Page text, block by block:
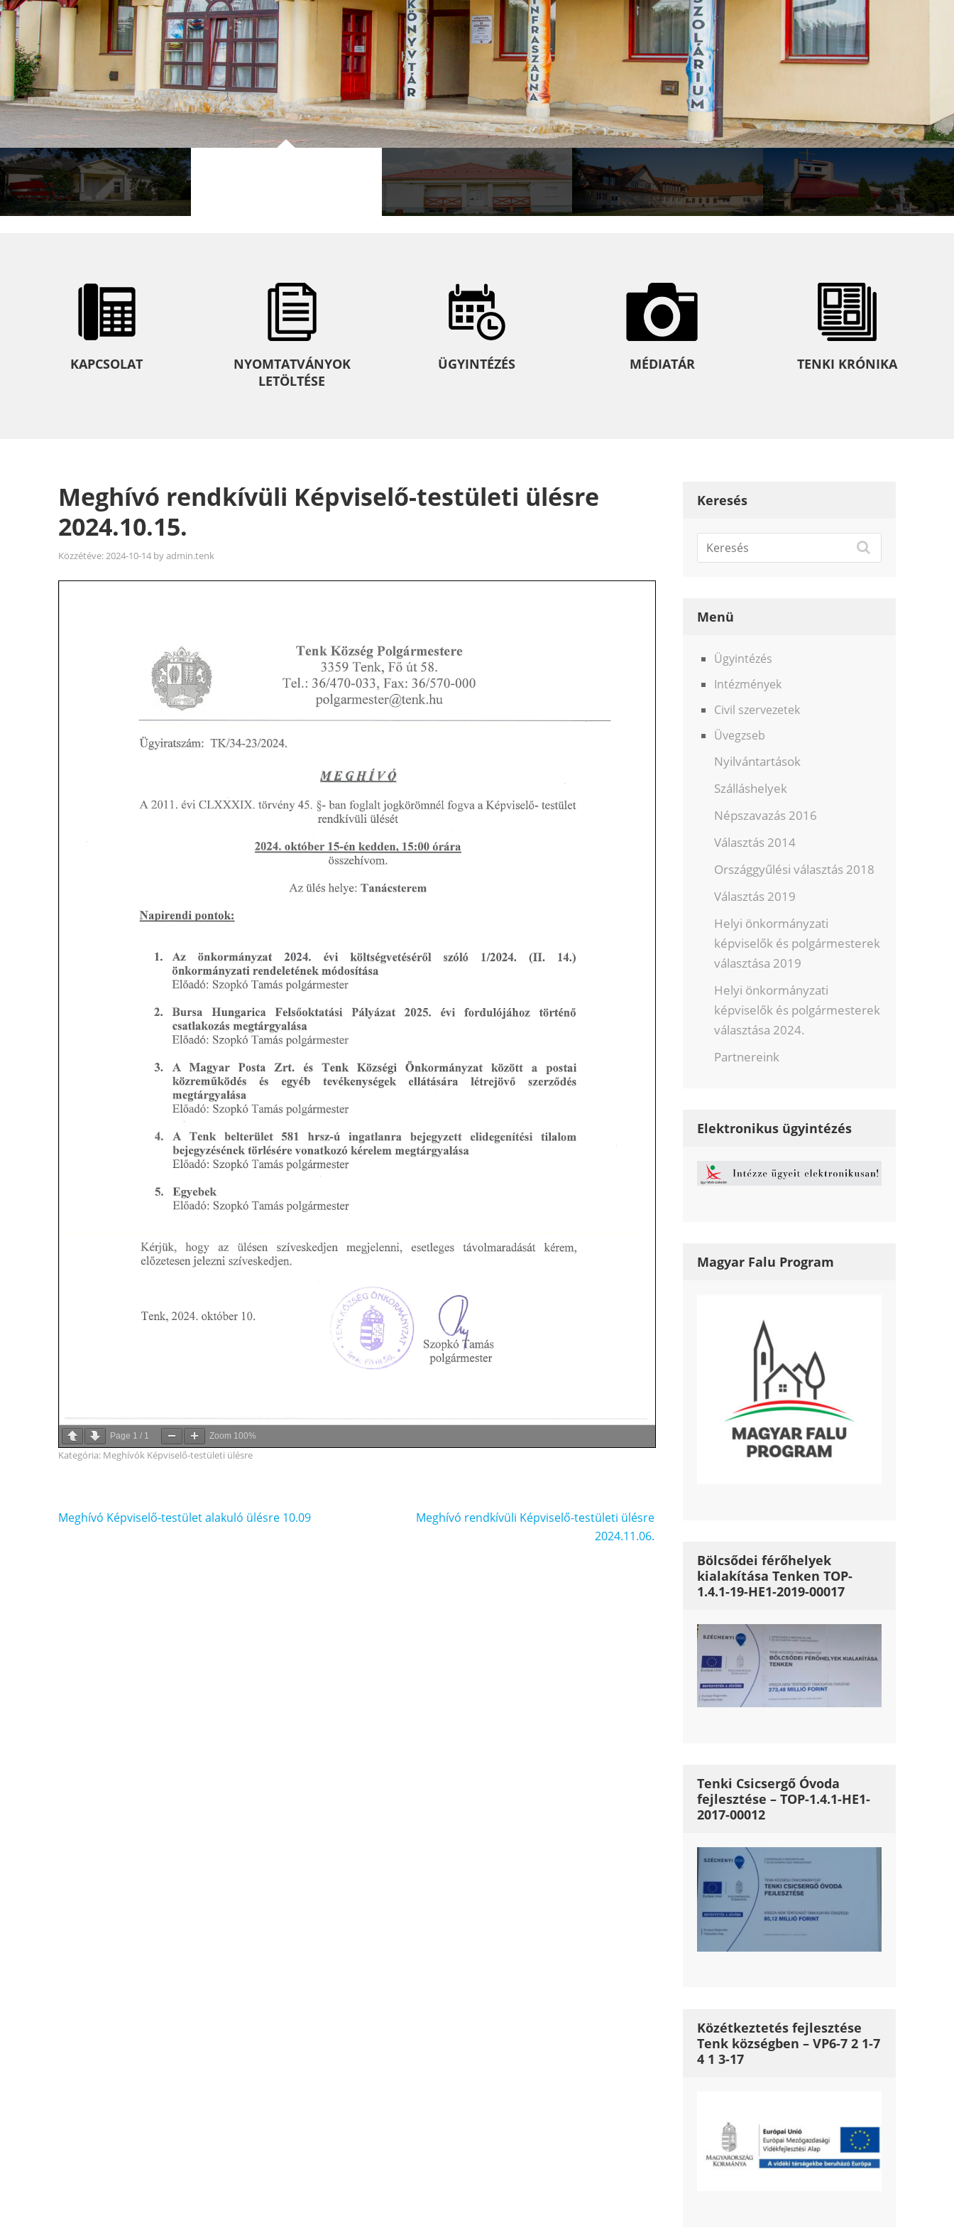
KAPCSOLAT
NYOMTATVÁNYOK
LETÖLTÉSE
ÜGYINTÉZÉS MÉDIATÁR TENKI KRÓNIKA
Meghívó rendkívüli Képviselő-testületi ülésre
2024.10.15.
Közzétéve:2024-10-14 byadmin.tenk
Page 1 / 1 Zoom 100%
Kategória: Meghívók Képviselő-testületi ülésre
Bejegyzés
Meghívó Képviselő-testület alakuló ülésre 10.09
Meghívó rendkívüli Képviselő-testületi ülésre
2024.11.06.
Keresés
Menü
Ügyintézés
Intézmények
Civil szervezetek
Üvegzseb
Nyilvántartások
Szálláshelyek
Népszavazás 2016
Választás 2014
Országgyűlési választás 2018
Választás 2019
Helyi önkormányzati
képviselők és polgármesterek
választása 2019
Helyi önkormányzati
képviselők és polgármesterek
választása 2024.
Partnereink
Elektronikus ügyintézés
Magyar Falu Program
Bölcsődei férőhelyek
kialakítása Tenken TOP-
1.4.1-19-HE1-2019-00017
Tenki Csicsergő Óvoda
fejlesztése – TOP-1.4.1-HE1-
2017-00012
Közétkeztetés fejlesztése
Tenk községben – VP6-7 2 1-7
4 1 3-17